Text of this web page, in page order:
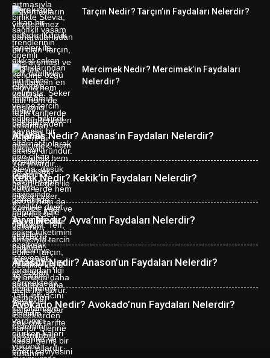
Tarçın Nedir? Tarçın’ın Faydaları Nelerdir?
Mercimek Nedir? Mercimek’in Faydaları
Nelerdir?
Ananas Nedir? Ananas’ın Faydaları Nelerdir?
Kekik Nedir? Kekik’in Faydaları Nelerdir?
Ayva Nedir? Ayva’nın Faydaları Nelerdir?
Anason Nedir? Anason’un Faydaları Nelerdir?
Avokado Nedir? Avokado’nun Faydaları Nelerdir?